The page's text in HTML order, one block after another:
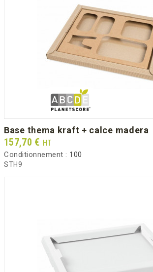
base thema kraft + calce madera
Prix
157,70 € HT
Conditionnement : 100
STH9